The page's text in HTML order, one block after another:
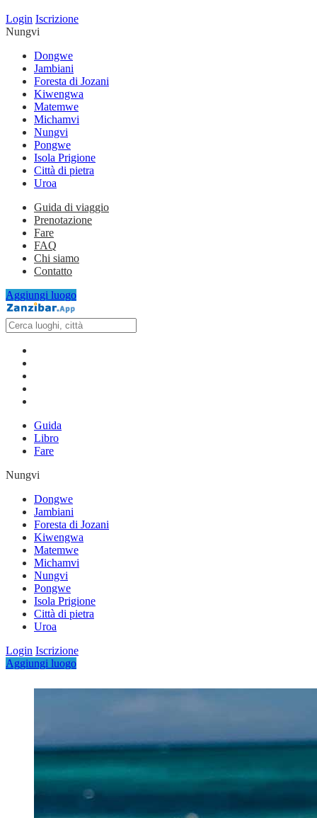
Login Iscrizione
Nungvi
Dongwe
Jambiani
Foresta di Jozani
Kiwengwa
Matemwe
Michamvi
Nungvi
Pongwe
Isola Prigione
Città di pietra
Uroa
Guida di viaggio
Prenotazione
Fare
FAQ
Chi siamo
Contatto
Aggiungi luogo
Guida
Libro
Fare
Nungvi
Dongwe
Jambiani
Foresta di Jozani
Kiwengwa
Matemwe
Michamvi
Nungvi
Pongwe
Isola Prigione
Città di pietra
Uroa
Login Iscrizione
Aggiungi luogo